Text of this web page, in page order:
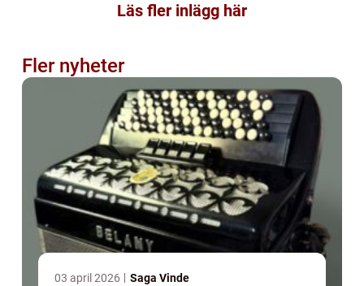
Läs fler inlägg här
Fler nyheter
03 april 2026 Saga Vinde